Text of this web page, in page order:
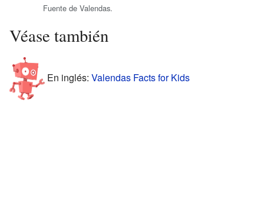
Fuente de Valendas.
Véase también
En inglés: Valendas Facts for Kids